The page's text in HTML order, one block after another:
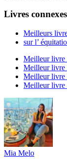
Livres
Meilleurs
sur l’
Meilleur livre
Meilleur livre
Meilleur livre
Meilleur livre
Mia Melo